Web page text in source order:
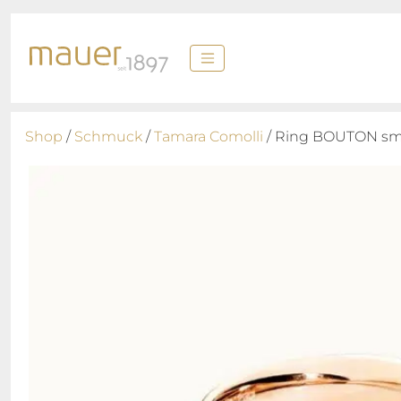
Shop / Schmuck /Tamara Comolli / Ring BOUTON